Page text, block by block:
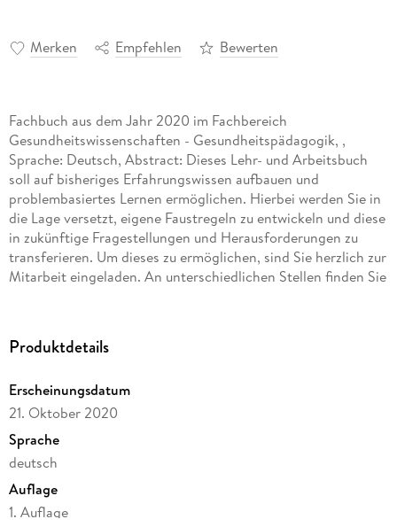
Merken Empfehlen Bewerten
Fachbuch aus dem Jahr 2020 im Fachbereich
Gesundheitswissenschaften - Gesundheitspädagogik, ,
Sprache: Deutsch, Abstract: Dieses Lehr- und Arbeitsbuch
soll auf bisheriges Erfahrungswissen aufbauen und
problembasiertes Lernen ermöglichen. Hierbei werden Sie in
die Lage versetzt, eigene Faustregeln zu entwickeln und diese
in zukünftige Fragestellungen und Herausforderungen zu
transferieren. Um dieses zu ermöglichen, sind Sie herzlich zur
Mitarbeit eingeladen. An unterschiedlichen Stellen finden Sie
Begleitung in sozialen und kommunikativen Settings
abzugrenzen. Es existiert eine Vielzahl an Vorstellungen, was
Beratung und beratungsähnliche Verfahren leisten sollen
sowie Vorstellungen über Ideen von Problemerfassungen und
einer guten und hilfreichen Lösungsentwicklung. Neu ist der
Ansatz, die systemische Beratung in den Kontext von
Gesundheitsfachberufen (Rettungsdienst, Pflegeberufe) zu
Produktdetails
Erscheinungsdatum
21. Oktober 2020
Sprache
deutsch
Auflage
1. Auflage